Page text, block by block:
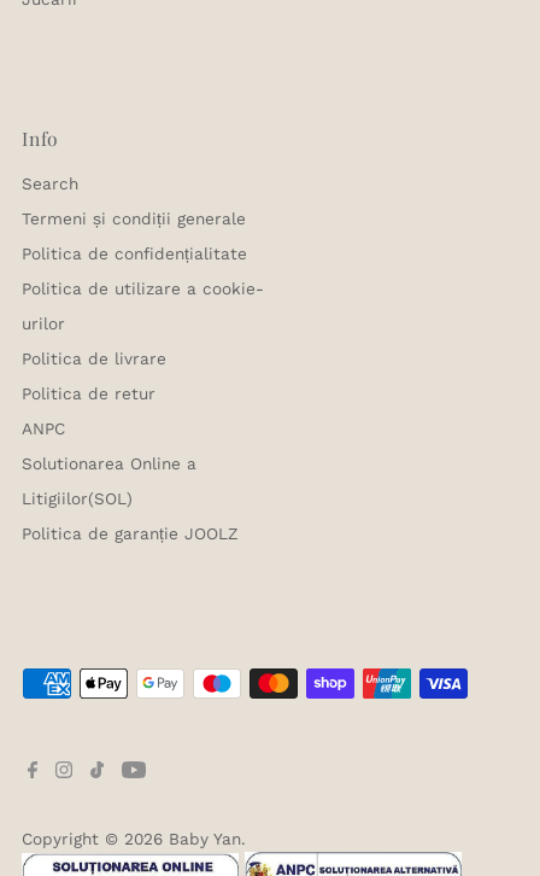
Info
Search
Termeni și condiții generale
Politica de confidențialitate
Politica de utilizare a cookie-
urilor
Politica de livrare
Politica de retur
ANPC
Solutionarea Online a
Litigiilor(SOL)
Politica de garanție JOOLZ
Copyright © 2026 Baby Yan.